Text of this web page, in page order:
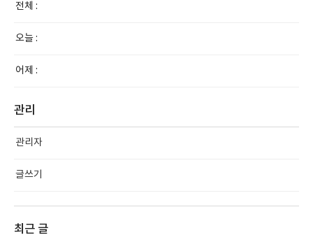
전체 :
오늘 :
어제 :
관리
관리자
글쓰기
최근 글